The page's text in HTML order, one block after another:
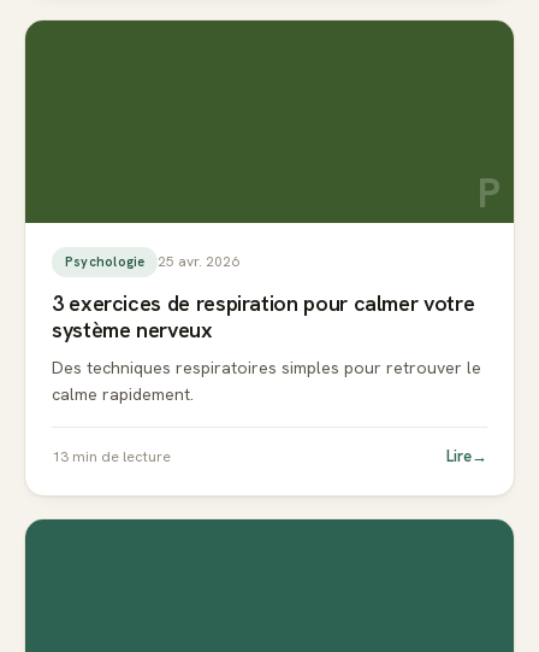
P
Psychologie 25 avr. 2026
3 exercices de respiration pour calmer votre
système nerveux
Des techniques respiratoires simples pour retrouver le
calme rapidement.
13 min de lecture Lire→